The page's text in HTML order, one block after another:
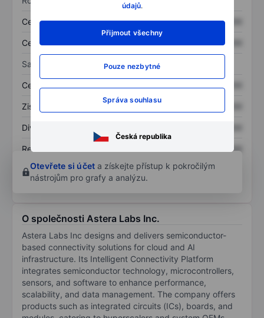
údajů.
Přijmout všechny
Pouze nezbytné
Správa souhlasu
Česká republika
Celková aktiva XXXXXXX XXXXXXX
Celkový dluh XXXXXXX
Sazby
Cena/tržby
Zisk na akcii XXXXXXX
Dividenda na akcii
Rentabilita kapitálu
XXXXXXX
Otevřete si účet a získejte přístup k pokročilým
nástrojům pro grafy a analýzu.
O společnosti Astera Labs Inc.
Astera Labs Inc designs and delivers semiconductor-
based connectivity solutions for cloud and AI
infrastructure. Its Intelligent Connectivity Platform
integrates semiconductor technology, microcontrollers,
sensors, and software to enhance performance,
scalability, and data management. The company offers
products such as integrated circuits (ICs), boards, and